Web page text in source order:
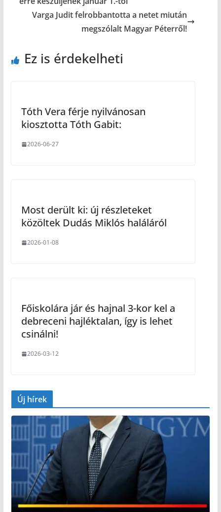
Varga Judit felrobbantotta a netet miután
megszólalt Magyar Péterről!
Ez is érdekelheti
Tóth Vera férje nyilvánosan
kiosztotta Tóth Gabit:
2026-06-27
Most derült ki: új részleteket
közöltek Dudás Miklós haláláról
2026-01-08
Főiskolára jár és hajnal 3-kor kel a
debreceni hajléktalan, így is lehet
csinálni!
2026-03-12
Új hírek